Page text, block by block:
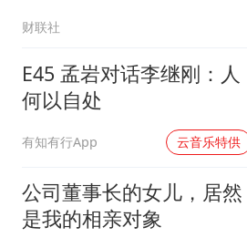
亿元战略轮融资
财联社
E45 孟岩对话李继刚：人
何以自处
有知有行App 云音乐特供
公司董事长的女儿，居然
是我的相亲对象